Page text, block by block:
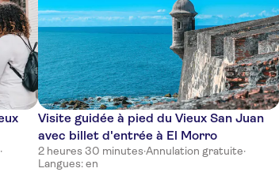
·
Visite guidée à pied du Vieux San Juan
avec billet d'entrée à El Morro
2 heures 30 minutes·Annulation gratuite·
Langues: en